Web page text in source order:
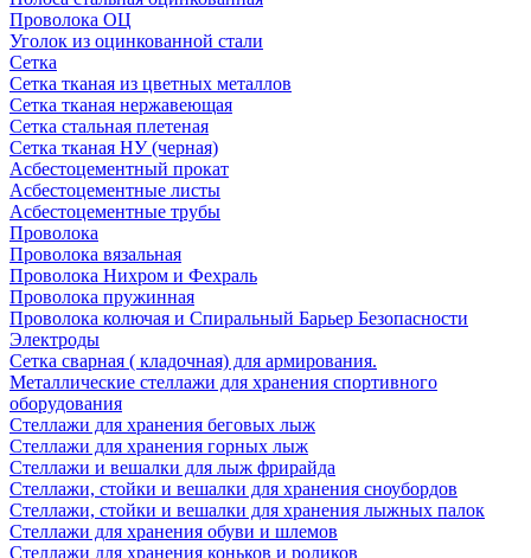
Проволока ОЦ
Уголок из оцинкованной стали
Сетка
Сетка тканая из цветных металлов
Сетка тканая нержавеющая
Сетка стальная плетеная
Сетка тканая НУ (черная)
Асбестоцементный прокат
Асбестоцементные листы
Асбестоцементные трубы
Проволока
Проволока вязальная
Проволока Нихром и Фехраль
Проволока пружинная
Проволока колючая и Спиральный Барьер Безопасности
Электроды
Сетка сварная ( кладочная) для армирования.
Металлические стеллажи для хранения спортивного
оборудования
Стеллажи для хранения беговых лыж
Стеллажи для хранения горных лыж
Стеллажи и вешалки для лыж фрирайда
Стеллажи, стойки и вешалки для хранения сноубордов
Стеллажи, стойки и вешалки для хранения лыжных палок
Стеллажи для хранения обуви и шлемов
Стеллажи для хранения коньков и роликов